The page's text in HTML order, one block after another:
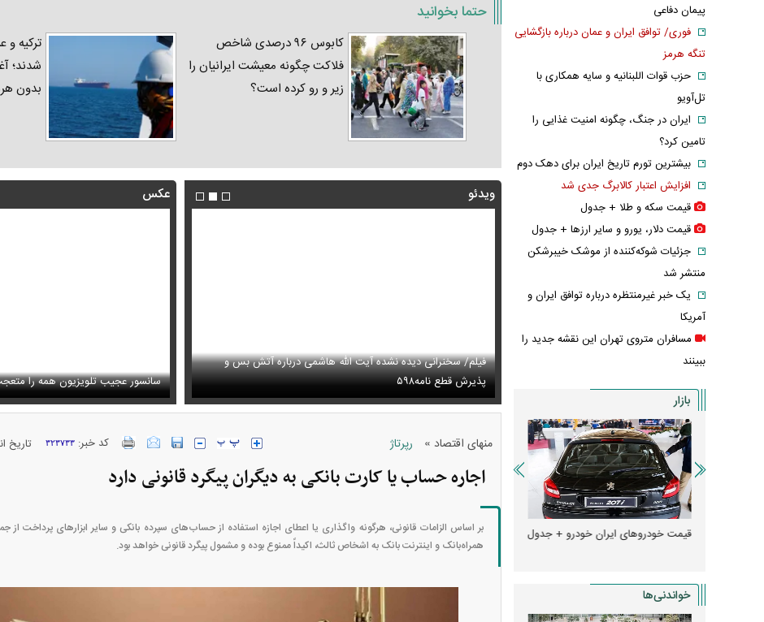
حتما بخوانید
کابوس ۹۶ درصدی شاخص
فلاکت چگونه معیشت ایرانیان را
زیر و رو کرده است؟
ترکیه و
شدند؛
بدون
ویدئو
رهبر شهید درباره احتمال اسارت مجتبی و مصطفی
فیلم/ سخنرانی دیده نشده آیت الله هاشمی درباره آتش بس و
پذیرش قطع نامه۵۹۸
پیش می‌آمد
عکس
عکس دیده‌نشده ظل‌السلطنه نوه ناصرالدین شاه در لباس دامادی سانسور عجیب تلویزیون همه را
منهای اقتصاد » رپرتاژ کد خبر:۳۲۳۷۳۳ تاریخ انتشار:
اجاره حساب یا کارت بانکی به دیگران پیگرد قانونی دارد
بر اساس الزامات قانونی، هرگونه واگذاری یا اعطای اجازه استفاده از حساب‌های سپرده بانکی و سایر ابزار‌های پرداخت از
همراه‌بانک و اینترنت بانک به اشخاص ثالث، اکیداً ممنوع بوده و مشمول پیگرد قانونی خواهد بود.
پیمان دفاعی
فوری/ توافق ایران و عمان درباره بازگشایی
تنگه هرمز
حزب قوات اللبنانیه و سایه همکاری با
تل‌آویو
ایران در جنگ، چگونه امنیت غذایی را
تامین کرد؟
بیشترین تورم تاریخ ایران برای دهک دوم
افزایش اعتبار کالابرگ جدی شد
قیمت سکه و طلا + جدول
قیمت دلار، یورو و سایر ارز‌ها + جدول
جزئیات شوکه‌کننده از موشک خیبرشکن
منتشر شد
یک خبر غیرمنتظره درباره توافق ایران و
آمریکا
مسافران متروی تهران این نقشه جدید را
ببینند
بازار
قیمت خودرو‌های ایران خودرو + جدول قیمت خودرو‌های ایران خودرو + جدول قیمت سکه و طلا + جدول
خواندنی‌ها